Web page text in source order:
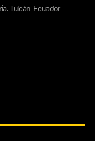
Tulcán-Ecuador